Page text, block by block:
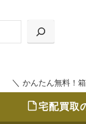
」からお選びいた
るだけで簡単に
＼ かんたん無料！
宅配買取